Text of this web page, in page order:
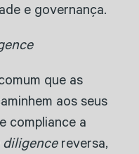
e governança.
que as
aos seus
compliance a
diligencereversa,